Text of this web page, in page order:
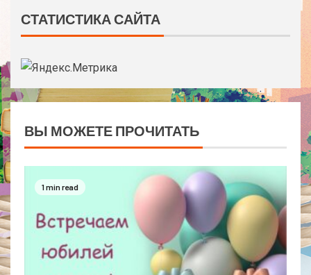
СТАТИСТИКА САЙТА
ВЫ МОЖЕТЕ ПРОЧИТАТЬ
1 min read